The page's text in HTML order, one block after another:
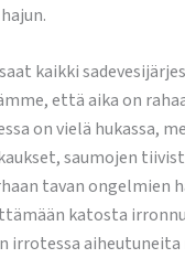
kaikki
että aika on
on vielä hukassa,
saumojen
tavan
katosta
irrotessa